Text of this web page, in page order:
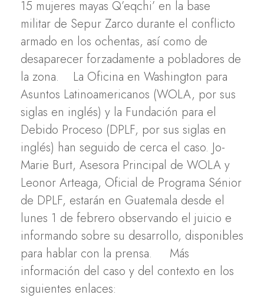
15 mujeres mayas Q’eqchi’ en la base
militar de Sepur Zarco durante el conflicto
armado en los ochentas, así como de
desaparecer forzadamente a pobladores de
la zona. La Oficina en Washington para
Asuntos Latinoamericanos (WOLA, por sus
siglas en inglés) y la Fundación para el
Debido Proceso (DPLF, por sus siglas en
inglés) han seguido de cerca el caso. Jo-
Marie Burt, Asesora Principal de WOLA y
Leonor Arteaga, Oficial de Programa Sénior
de DPLF, estarán en Guatemala desde el
lunes 1 de febrero observando el juicio e
informando sobre su desarrollo, disponibles
para hablar con la prensa. Más
información del caso y del contexto en los
siguientes enlaces: